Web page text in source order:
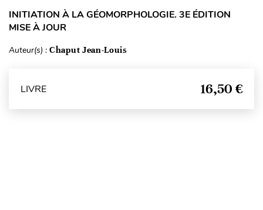
INITIATION À LA GÉOMORPHOLOGIE. 3E ÉDITION
MISE À JOUR
Auteur(s) : Chaput Jean-Louis
LIVRE 16,50 €